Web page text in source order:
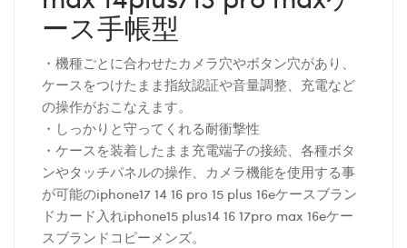
ース手帳型
・機種ごとに合わせたカメラ穴やボタン穴があり、
ケースをつけたまま指紋認証や音量調整、充電など
の操作がおこなえます。
・しっかりと守ってくれる耐衝撃性
・ケースを装着したまま充電端子の接続、各種ボタ
ンやタッチパネルの操作、カメラ機能を使用する事
が可能のiphone17 14 16 pro 15 plus 16eケースブラン
ドカード入れiphone15 plus14 16 17pro max 16eケー
スブランドコピーメンズ。